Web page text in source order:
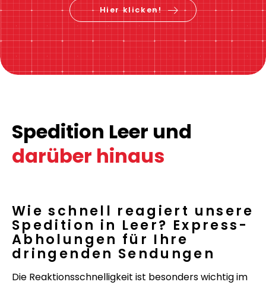
Hier klicken!
Spedition Leer und
darüber hinaus
Wie schnell reagiert unsere
Spedition in Leer? Express-
Abholungen für Ihre
dringenden Sendungen
Die Reaktionsschnelligkeit ist besonders wichtig im